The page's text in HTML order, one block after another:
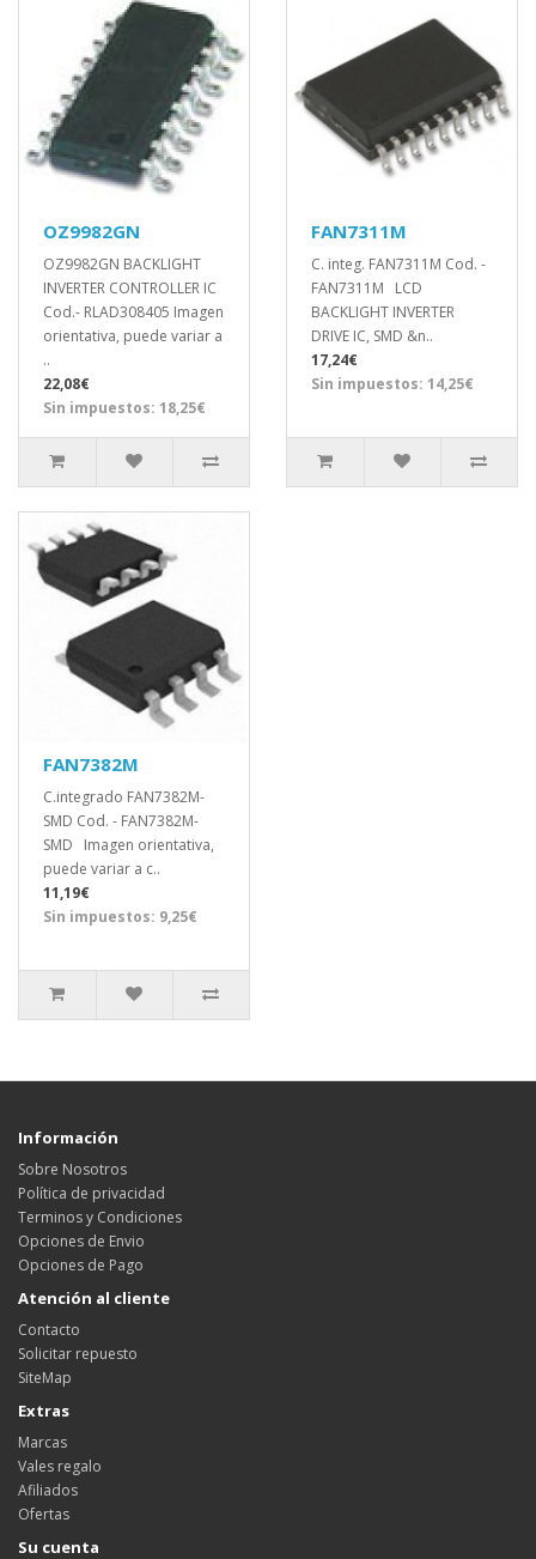
OZ9982GN
OZ9982GN BACKLIGHT
INVERTER CONTROLLER IC
Cod.- RLAD308405 Imagen
orientativa, puede variar a
..
22,08€
Sin impuestos: 18,25€
FAN7311M
C. integ. FAN7311M Cod. -
FAN7311M LCD
BACKLIGHT INVERTER
DRIVE IC, SMD &n..
17,24€
Sin impuestos: 14,25€
FAN7382M
C.integrado FAN7382M-
SMD Cod. - FAN7382M-
SMD Imagen orientativa,
puede variar a c..
11,19€
Sin impuestos: 9,25€
Información
Sobre Nosotros
Política de privacidad
Terminos y Condiciones
Opciones de Envio
Opciones de Pago
Atención al cliente
Contacto
Solicitar repuesto
SiteMap
Extras
Marcas
Vales regalo
Afiliados
Ofertas
Su cuenta